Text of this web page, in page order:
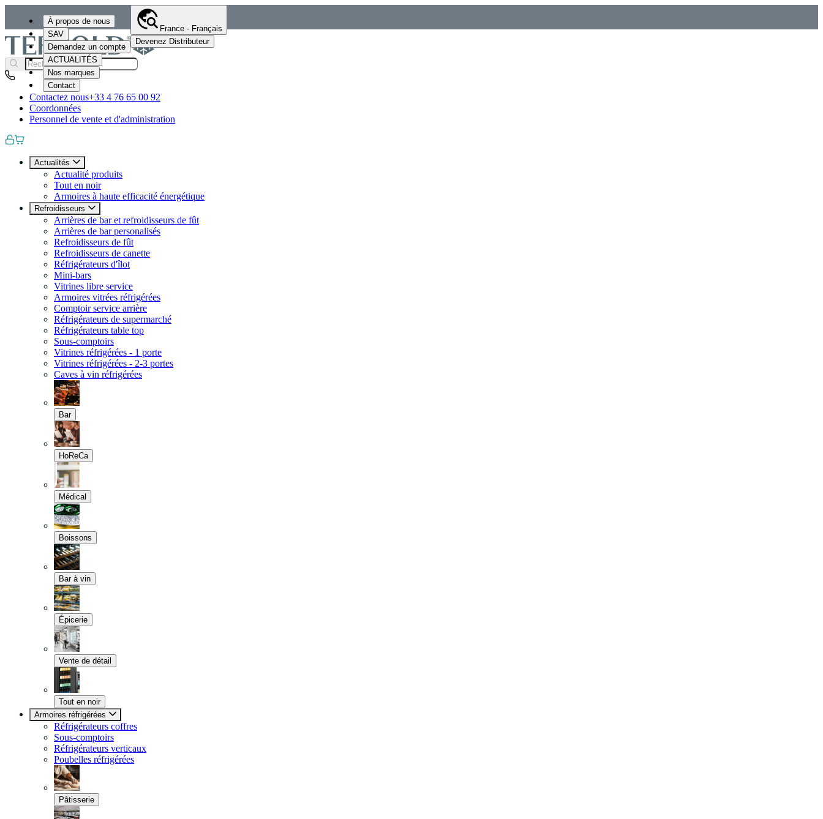
À propos de nous
SAV
Demandez un compte
ACTUALITÉS
Nos marques
Contact
France - Français
Devenez Distributeur
Contactez nous+33 4 76 65 00 92
Coordonnées
Personnel de vente et d'administration
Actualités
Actualité produits
Tout en noir
Armoires à haute efficacité énergétique
Refroidisseurs
Arrières de bar et refroidisseurs de fût
Arrières de bar personalisés
Refroidisseurs de fût
Refroidisseurs de canette
Réfrigérateurs d'îlot
Mini-bars
Vitrines libre service
Armoires vitrées réfrigérées
Comptoir service arrière
Réfrigérateurs de supermarché
Réfrigérateurs table top
Sous-comptoirs
Vitrines réfrigérées - 1 porte
Vitrines réfrigérées - 2-3 portes
Caves à vin réfrigérées
Bar
HoReCa
Médical
Boissons
Bar à vin
Épicerie
Vente de détail
Tout en noir
Armoires réfrigérées
Réfrigérateurs coffres
Sous-comptoirs
Réfrigérateurs verticaux
Poubelles réfrigérées
Pâtisserie